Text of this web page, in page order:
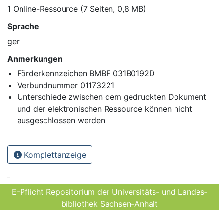
1 Online-Ressource (7 Seiten, 0,8 MB)
Sprache
ger
Anmerkungen
Förderkennzeichen BMBF 031B0192D
Verbundnummer 01173221
Unterschiede zwischen dem gedruckten Dokument
und der elektronischen Ressource können nicht
ausgeschlossen werden
Komplettanzeige
E-Pflicht Repositorium der Universitäts- und Landes­
bibliothek Sachsen-Anhalt